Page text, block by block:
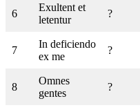
6
Exultent et
letentur
?
7
In deficiendo
ex me
?
8
Omnes
gentes
?